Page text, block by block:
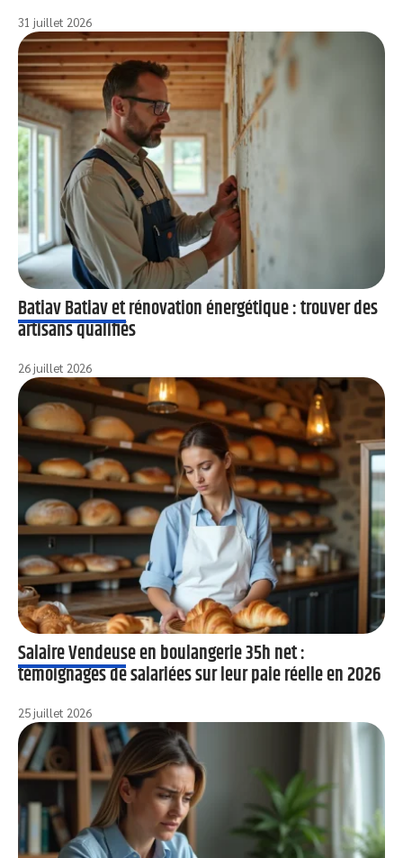
31 juillet 2026
Batiav Batiav et rénovation énergétique : trouver des
artisans qualifiés
26 juillet 2026
Salaire Vendeuse en boulangerie 35h net :
témoignages de salariées sur leur paie réelle en 2026
25 juillet 2026